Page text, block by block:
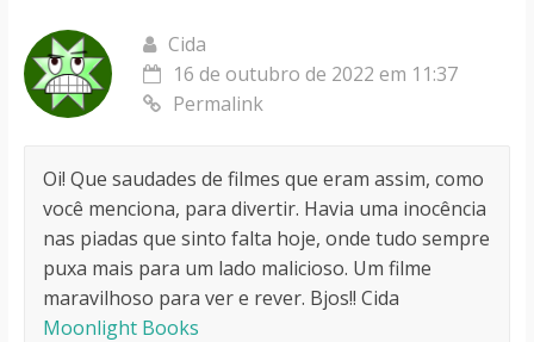
Cida
16 de outubro de 2022 em 11:37
Permalink
Oi! Que saudades de filmes que eram assim, como
você menciona, para divertir. Havia uma inocência
nas piadas que sinto falta hoje, onde tudo sempre
puxa mais para um lado malicioso. Um filme
maravilhoso para ver e rever. Bjos!! Cida
Moonlight Books